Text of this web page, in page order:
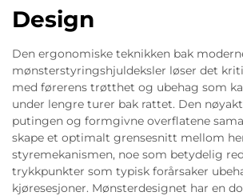
Design
Den ergonomiske teknikken bak
mønsterstyringshjuldeksler løser det
med førerens trøtthet og ubehag som
under lengre turer bak rattet. Den
putingen og formgivne overflatene
skape et optimalt grensesnitt mellom
styremekanismen, noe som betydelig
trykkpunkter som typisk forårsaker
kjøresesjoner. Mønsterdesignet har en